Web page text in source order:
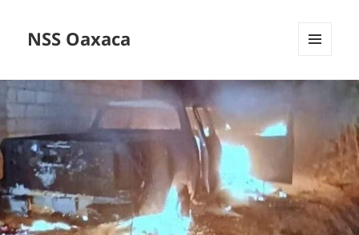
NSS Oaxaca
WIDGETS